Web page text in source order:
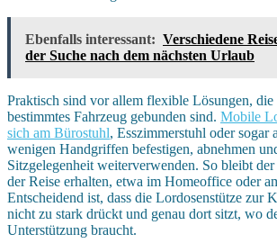
Ebenfalls interessant: Verschiedene
der Suche nach dem nächsten Urlaub
Praktisch sind vor allem flexible Lösungen, die
bestimmtes Fahrzeug gebunden sind. Mobile
sich am Bürostuhl, Esszimmerstuhl oder sogar
wenigen Handgriffen befestigen, abnehmen
Sitzgelegenheit weiterverwenden. So bleibt
der Reise erhalten, etwa im Homeoffice oder
Entscheidend ist, dass die Lordosenstütze zur
nicht zu stark drückt und genau dort sitzt, wo
Unterstützung braucht.